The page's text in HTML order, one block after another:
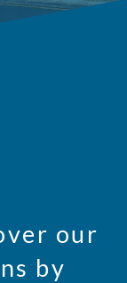
our
by